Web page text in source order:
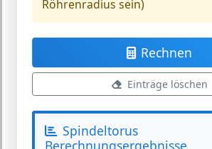
Röhrenradius sein)
Rechnen
Einträge löschen
Spindeltorus
Berechnungsergebnisse